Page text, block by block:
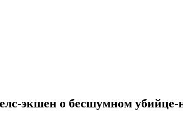
экшен о бесшумном убийце-